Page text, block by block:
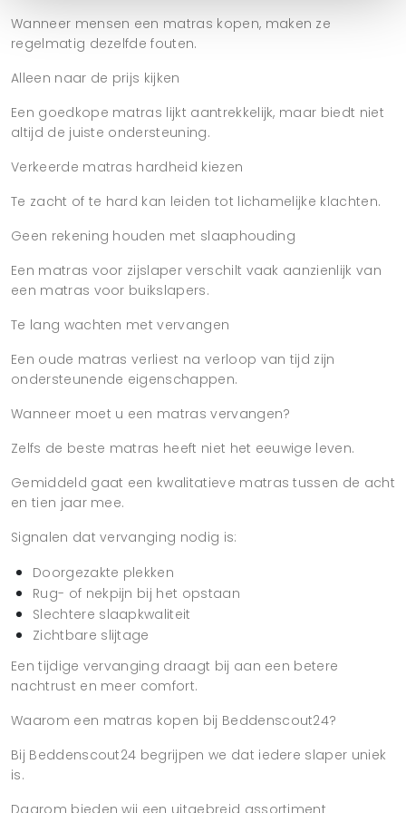
Wanneer mensen een matras kopen, maken ze
regelmatig dezelfde fouten.
Alleen naar de prijs kijken
Een goedkope matras lijkt aantrekkelijk, maar biedt niet
altijd de juiste ondersteuning.
Verkeerde matras hardheid kiezen
Te zacht of te hard kan leiden tot lichamelijke klachten.
Geen rekening houden met slaaphouding
Een matras voor zijslaper verschilt vaak aanzienlijk van
een matras voor buikslapers.
Te lang wachten met vervangen
Een oude matras verliest na verloop van tijd zijn
ondersteunende eigenschappen.
Wanneer moet u een matras vervangen?
Zelfs de beste matras heeft niet het eeuwige leven.
Gemiddeld gaat een kwalitatieve matras tussen de acht
en tien jaar mee.
Signalen dat vervanging nodig is:
Doorgezakte plekken
Rug- of nekpijn bij het opstaan
Slechtere slaapkwaliteit
Zichtbare slijtage
Een tijdige vervanging draagt bij aan een betere
nachtrust en meer comfort.
Waarom een matras kopen bij Beddenscout24?
Bij Beddenscout24 begrijpen we dat iedere slaper uniek
is.
Daarom bieden wij een uitgebreid assortiment